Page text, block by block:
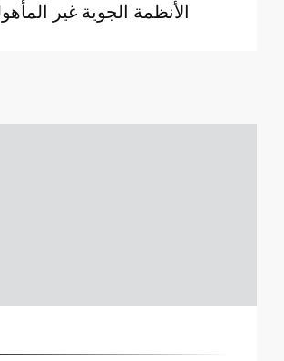
الأنظمة الجوية غير المأهولة،